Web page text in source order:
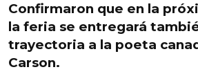
Confirmaron que en la
la feria se entregará
trayectoria a la poeta
Carson.